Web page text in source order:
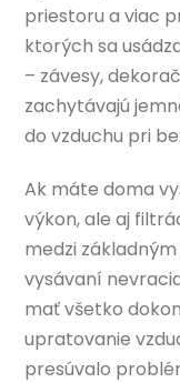
priestoru a viac
ktorých sa
– závesy,
zachytávajú
do vzduchu pri
Ak máte doma
výkon, ale aj
medzi
vysávaní
mať všetko
upratovanie
presúvalo